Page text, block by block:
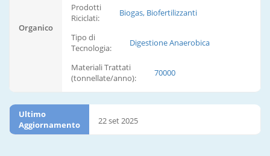
Organico
Prodotti
Riciclati:
Biogas, Biofertilizzanti
Tipo di
Tecnologia:
Digestione Anaerobica
Materiali Trattati
(tonnellate/anno):
70000
Ultimo
Aggiornamento
22 set 2025